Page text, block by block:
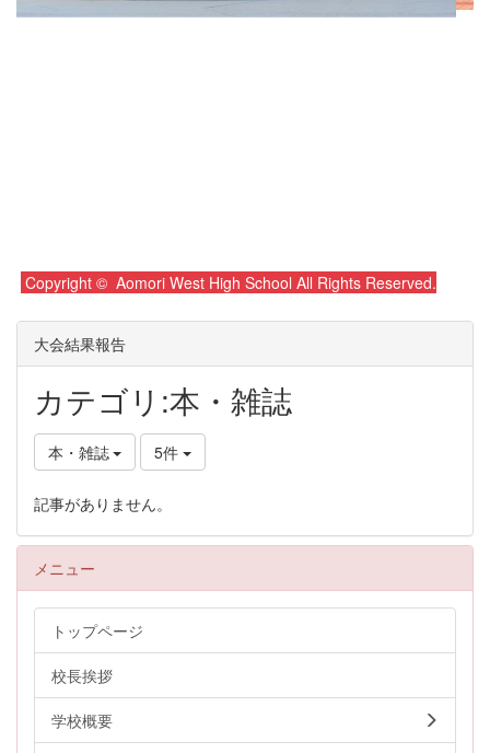
Copyright © Aomori West High School All Rights Reserved.
大会結果報告
カテゴリ:本・雑誌
本・雑誌 5件
記事がありません。
メニュー
トップページ
校長挨拶
学校概要